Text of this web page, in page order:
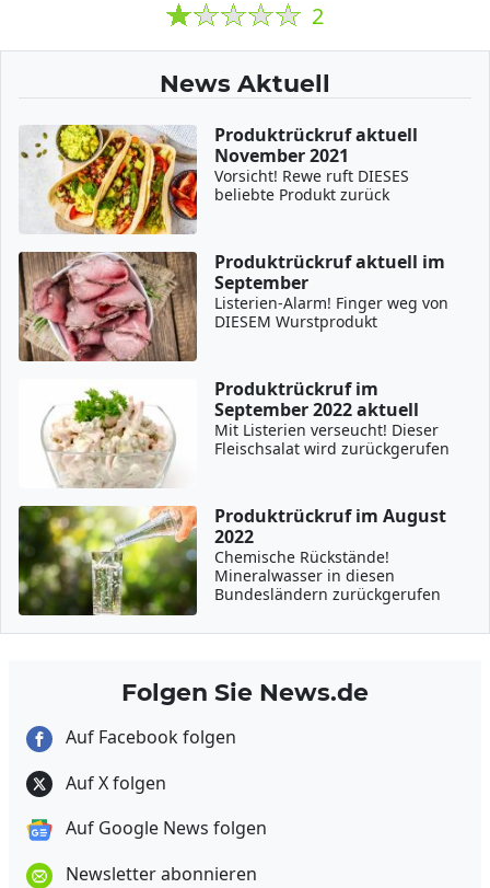
2
News Aktuell
Produktrückruf aktuell
November 2021
Vorsicht! Rewe ruft DIESES
beliebte Produkt zurück
Produktrückruf aktuell im
September
Listerien-Alarm! Finger weg von
DIESEM Wurstprodukt
Produktrückruf im
September 2022 aktuell
Mit Listerien verseucht! Dieser
Fleischsalat wird zurückgerufen
Produktrückruf im August
2022
Chemische Rückstände!
Mineralwasser in diesen
Bundesländern zurückgerufen
Folgen Sie News.de
Auf Facebook folgen
Auf X folgen
Auf Google News folgen
Newsletter abonnieren